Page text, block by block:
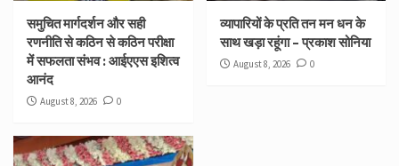
समुचित मार्गदर्शन और सही
रणनीति से कठिन से कठिन परीक्षा
में सफलता संभव : आईएएस इशित्व
आनंद
August 8, 2026 0
व्यापारियों के प्रति तन मन धन के
साथ खड़ा रहूंगा – प्रकाश सोनिया
August 8, 2026 0